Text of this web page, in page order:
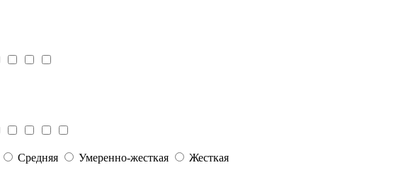
Средняя Умеренно-жесткая
Жесткая